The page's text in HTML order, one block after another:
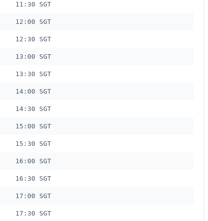
11:30 SGT
12:00 SGT
12:30 SGT
13:00 SGT
13:30 SGT
14:00 SGT
14:30 SGT
15:00 SGT
15:30 SGT
16:00 SGT
16:30 SGT
17:00 SGT
17:30 SGT